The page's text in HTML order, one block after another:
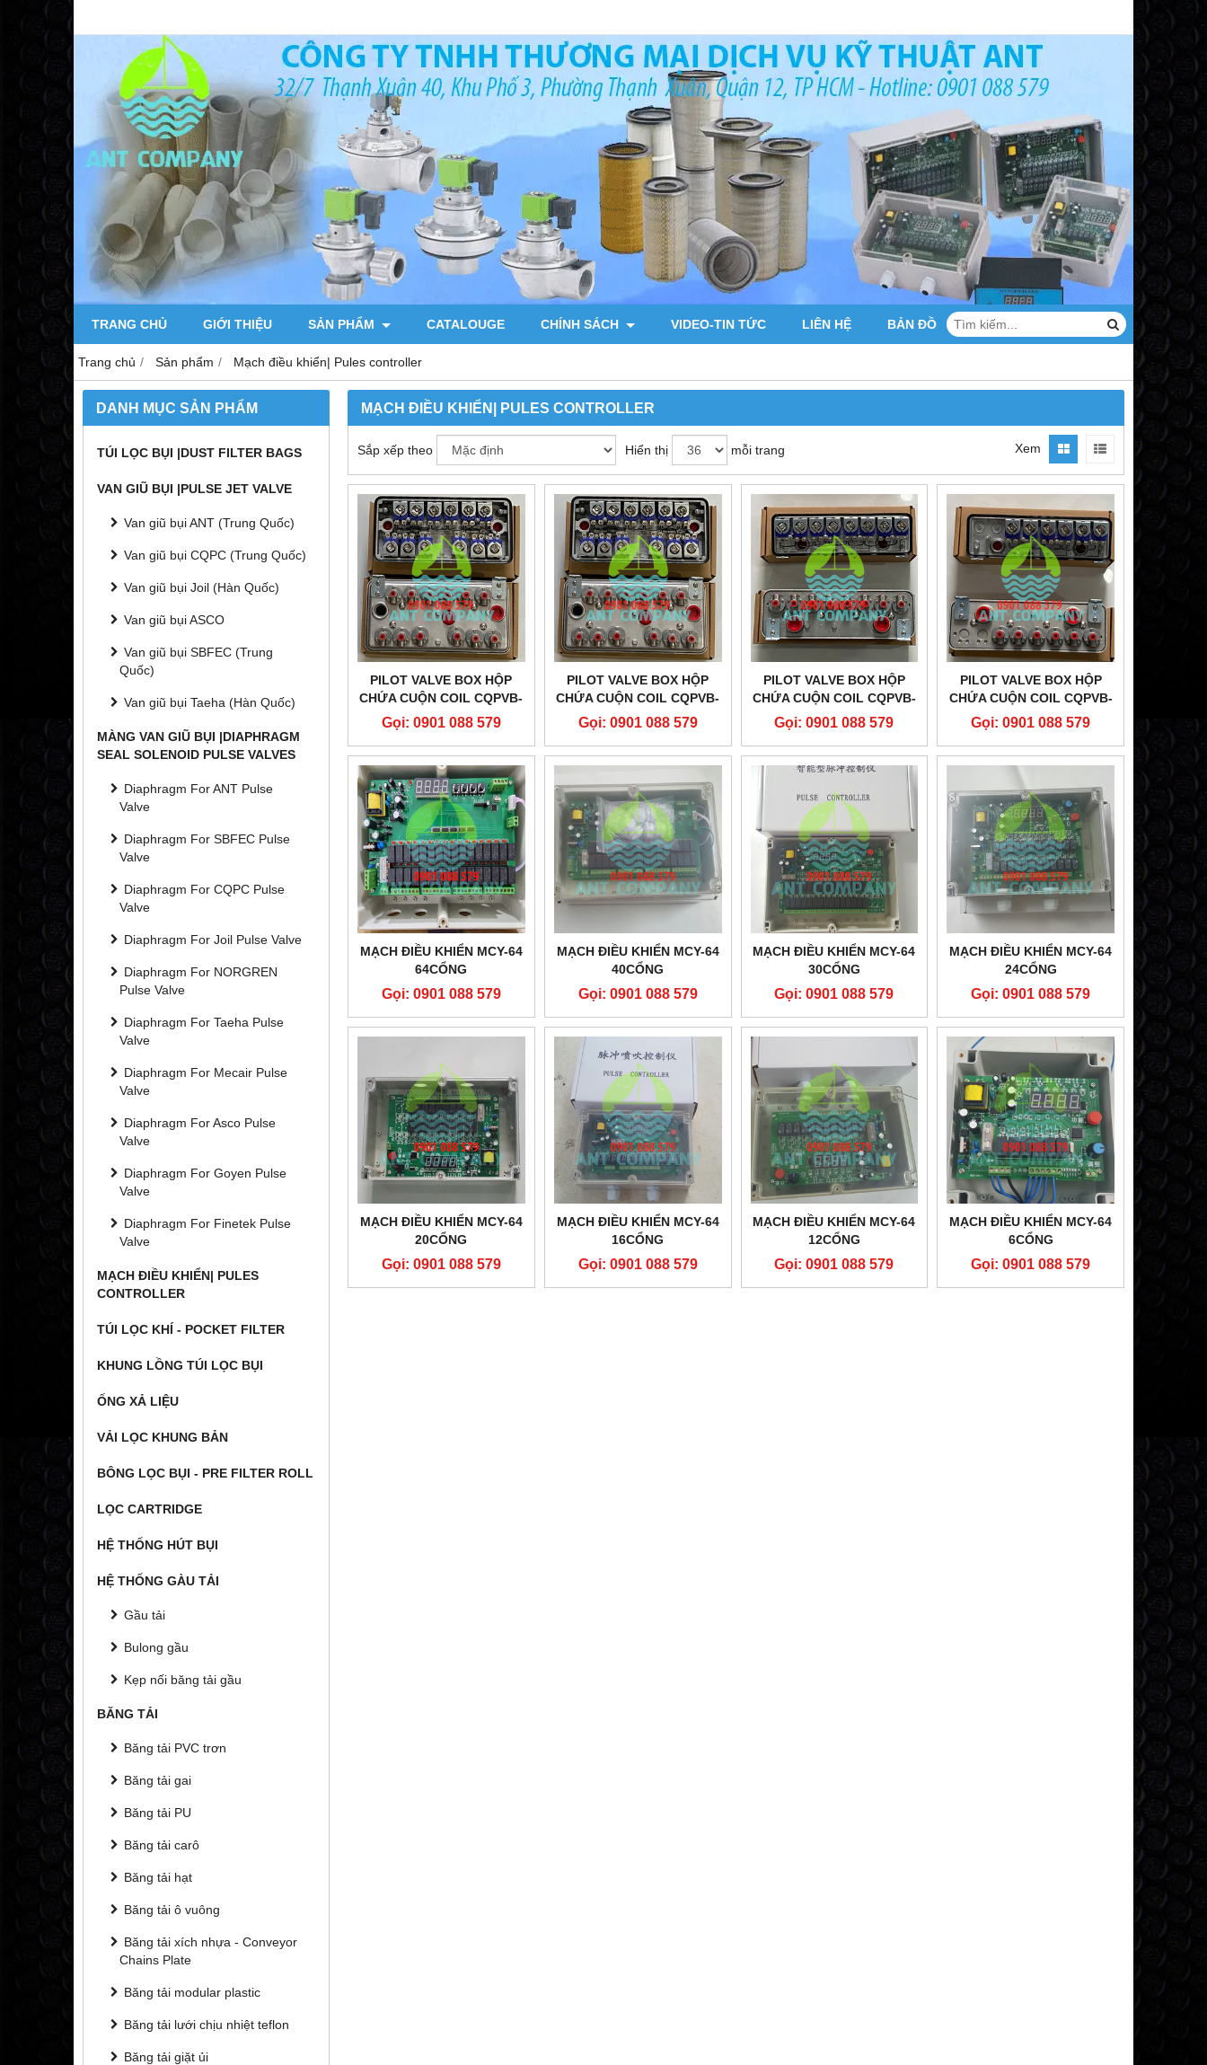
TRANG CHỦ GIỚI THIỆU SẢN PHẨM CATALOUGE CHÍNH SÁCH VIDEO-TIN TỨC LIÊN HỆ BẢN ĐỒ
Trang chủ Sản phẩm Mạch điều khiển| Pules controller
DANH MỤC SẢN PHẨM
TÚI LỌC BỤI |DUST FILTER BAGS
VAN GIŨ BỤI |PULSE JET VALVE
Van giũ bụi ANT (Trung Quốc)
Van giũ bụi CQPC (Trung Quốc)
Van giũ bụi Joil (Hàn Quốc)
Van giũ bụi ASCO
Van giũ bụi SBFEC (Trung
Quốc)
Van giũ bụi Taeha (Hàn Quốc)
MÀNG VAN GIŨ BỤI |DIAPHRAGM
SEAL SOLENOID PULSE VALVES
Diaphragm For ANT Pulse
Valve
Diaphragm For SBFEC Pulse
Valve
Diaphragm For CQPC Pulse
Valve
Diaphragm For Joil Pulse Valve
Diaphragm For NORGREN
Pulse Valve
Diaphragm For Taeha Pulse
Valve
Diaphragm For Mecair Pulse
Valve
Diaphragm For Asco Pulse
Valve
Diaphragm For Goyen Pulse
Valve
Diaphragm For Finetek Pulse
Valve
MẠCH ĐIỀU KHIỂN| PULES
CONTROLLER
TÚI LỌC KHÍ - POCKET FILTER
KHUNG LỒNG TÚI LỌC BỤI
ỐNG XẢ LIỆU
VẢI LỌC KHUNG BẢN
BÔNG LỌC BỤI - PRE FILTER ROLL
LỌC CARTRIDGE
HỆ THỐNG HÚT BỤI
HỆ THỐNG GÀU TẢI
Gầu tải
Bulong gầu
Kẹp nối băng tải gầu
BĂNG TẢI
Băng tải PVC trơn
Băng tải gai
Băng tải PU
Băng tải carô
Băng tải hạt
Băng tải ô vuông
Băng tải xích nhựa - Conveyor
Chains Plate
Băng tải modular plastic
Băng tải lưới chịu nhiệt teflon
Băng tải giặt ủi
MẠCH ĐIỀU KHIỂN| PULES CONTROLLER
Sắp xếp theo Hiển thị mỗi trang Xem
PILOT VALVE BOX HỘP
CHỨA CUỘN COIL CQPVB-
12A220
Gọi: 0901 088 579
PILOT VALVE BOX HỘP
CHỨA CUỘN COIL CQPVB-
12D24
Gọi: 0901 088 579
PILOT VALVE BOX HỘP
CHỨA CUỘN COIL CQPVB-
8D24
Gọi: 0901 088 579
PILOT VALVE BOX HỘP
CHỨA CUỘN COIL CQPVB-
6D24
Gọi: 0901 088 579
MẠCH ĐIỀU KHIỂN MCY-64
64CỔNG
Gọi: 0901 088 579
MẠCH ĐIỀU KHIỂN MCY-64
40CỔNG
Gọi: 0901 088 579
MẠCH ĐIỀU KHIỂN MCY-64
30CỔNG
Gọi: 0901 088 579
MẠCH ĐIỀU KHIỂN MCY-64
24CỔNG
Gọi: 0901 088 579
MẠCH ĐIỀU KHIỂN MCY-64
20CỔNG
Gọi: 0901 088 579
MẠCH ĐIỀU KHIỂN MCY-64
16CỔNG
Gọi: 0901 088 579
MẠCH ĐIỀU KHIỂN MCY-64
12CỔNG
Gọi: 0901 088 579
MẠCH ĐIỀU KHIỂN MCY-64
6CỔNG
Gọi: 0901 088 579